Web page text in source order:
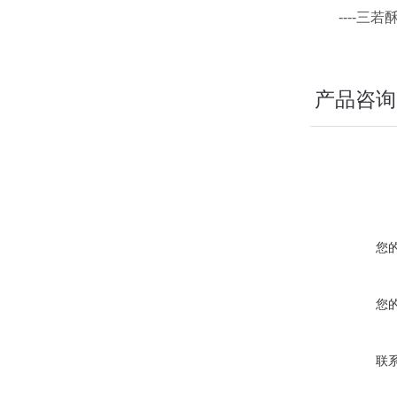
----三若酥
产品咨询
您
您
联